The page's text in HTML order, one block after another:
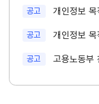
공고 새글
개인정보
공고 새글
개인정보
공고 새글
고용노동부 천안지